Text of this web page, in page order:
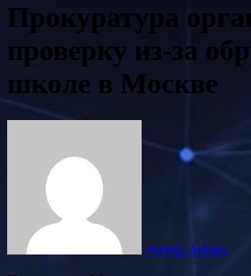
Прокуратура
проверку из-за
школе в Москве
Автор Admin